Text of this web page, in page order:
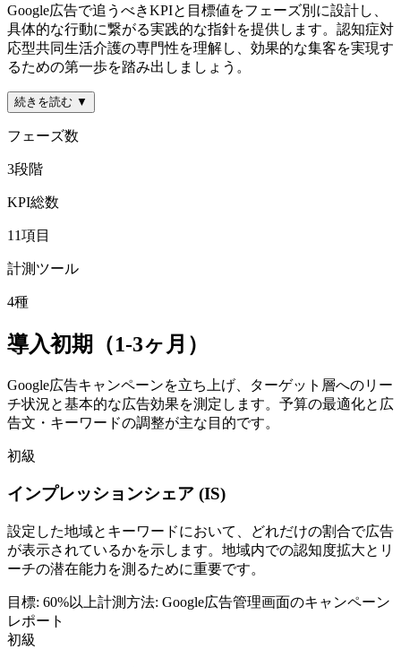
Google広告で追うべきKPIと目標値をフェーズ別に設計し、
具体的な行動に繋がる実践的な指針を提供します。認知症対
応型共同生活介護の専門性を理解し、効果的な集客を実現す
るための第一歩を踏み出しましょう。
続きを読む ▼
フェーズ数
3段階
KPI総数
11項目
計測ツール
4種
導入初期（1-3ヶ月）
Google広告キャンペーンを立ち上げ、ターゲット層へのリー
チ状況と基本的な広告効果を測定します。予算の最適化と広
告文・キーワードの調整が主な目的です。
初級
インプレッションシェア (IS)
設定した地域とキーワードにおいて、どれだけの割合で広告
が表示されているかを示します。地域内での認知度拡大とリ
ーチの潜在能力を測るために重要です。
目標: 60%以上計測方法: Google広告管理画面のキャンペーン
レポート
初級